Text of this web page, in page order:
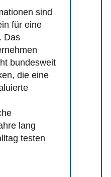
sind
für eine
Das
bundesweit
die eine
lang
testen